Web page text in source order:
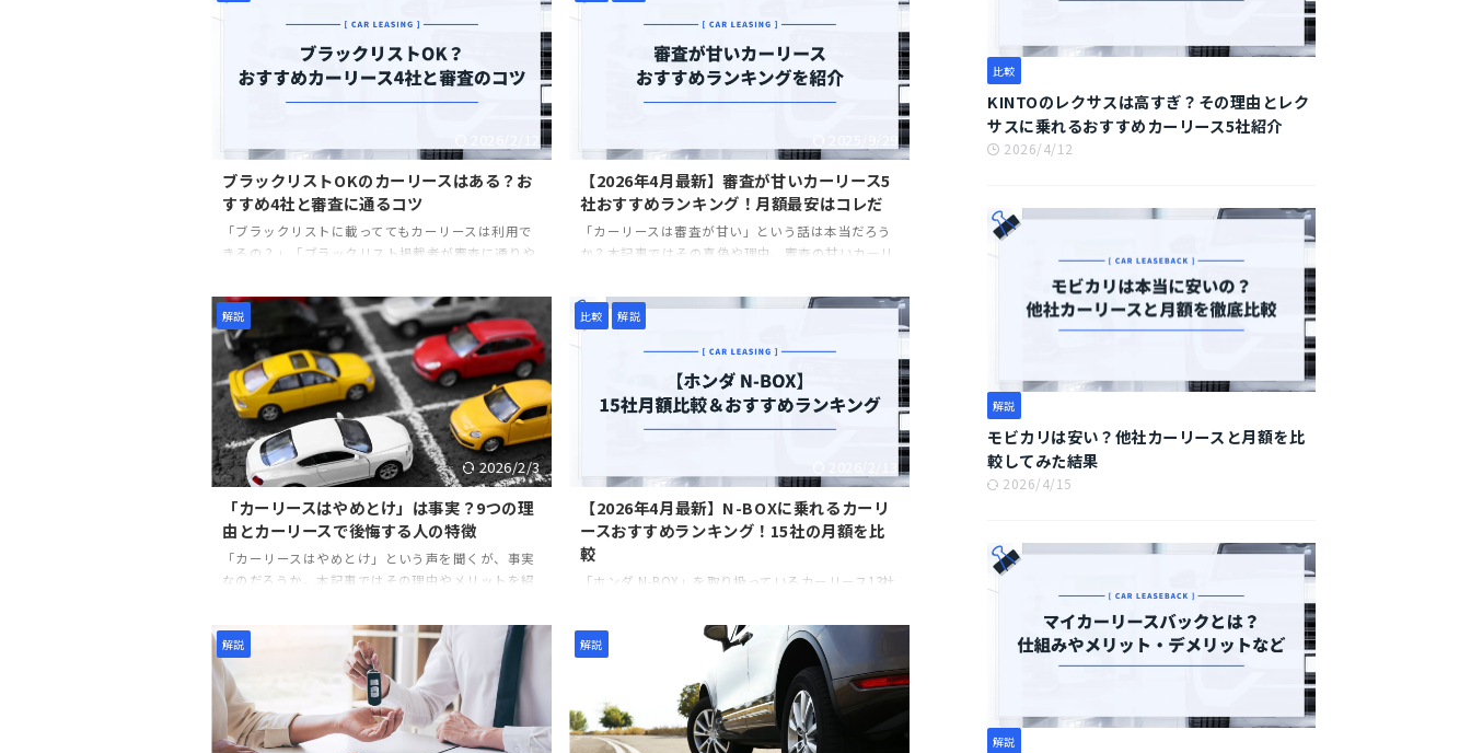
ブラックリストOKのカーリースはある？お
すすめ4社と審査に通るコツ
「ブラックリストに載っててもカーリースは利用で
きるの？」「ブラックリスト掲載者が審査に通りや
あたって、ブラックリスト入りしても利用できるか
どうか気になっている人もいるでしょう。結論から
述べると、「ブラックリストOK」と明言している
カーリースはひとつだけあります。 また、ブラック
リストOKと明言はしていませんが、審査が甘いカ
ーリースもいくつか存在します。そこで本記事で
は、ブラックリストOKのカーリースと審査が甘いカ
ーリースについて解説しています。 ローンやクレ ...
【2026年4月最新】審査が甘いカーリース5
社おすすめランキング！月額最安はコレだ
「カーリースは審査が甘い」という話は本当だろう
か？本記事ではその真偽や理由、審査の甘いカーリ
参考にしてほしい。
解説
2026/2/3
「カーリースはやめとけ」は事実？9つの理
由とカーリースで後悔する人の特徴
「カーリースはやめとけ」という声を聞くが、事実
なのだろうか。本記事ではその理由やメリットを紹
どうかを判断してみてほしい。
比較 解説
【2026年4月最新】N-BOXに乗れるカーリ
ースおすすめランキング！15社の月額を比
較
「ホンダ N-BOX」を取り扱っているカーリース13社
紹介しているので、「ホンダ N-BOX」に乗りたい人
は参考にしてほしい。
解説 解説
比較
KINTOのレクサスは高すぎ？その理由とレク
サスに乗れるおすすめカーリース5社紹介
2026/4/12
解説
モビカリは安い？他社カーリースと月額を比
較してみた結果
2026/4/15
解説